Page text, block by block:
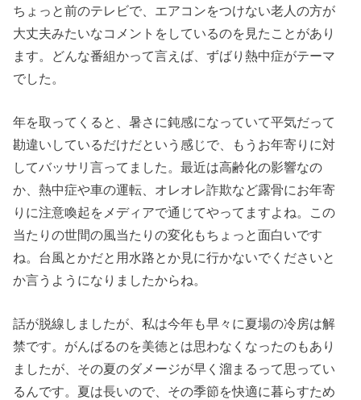
ちょっと前のテレビで、エアコンをつけない老人の方が
大丈夫みたいなコメントをしているのを見たことがあり
ます。どんな番組かって言えば、ずばり熱中症がテーマ
でした。
年を取ってくると、暑さに鈍感になっていて平気だって
勘違いしているだけだという感じで、もうお年寄りに対
してバッサリ言ってました。最近は高齢化の影響なの
か、熱中症や車の運転、オレオレ詐欺など露骨にお年寄
りに注意喚起をメディアで通じてやってますよね。この
当たりの世間の風当たりの変化もちょっと面白いです
ね。台風とかだと用水路とか見に行かないでくださいと
か言うようになりましたからね。
話が脱線しましたが、私は今年も早々に夏場の冷房は解
禁です。がんばるのを美徳とは思わなくなったのもあり
ましたが、その夏のダメージが早く溜まるって思ってい
るんです。夏は長いので、その季節を快適に暮らすため